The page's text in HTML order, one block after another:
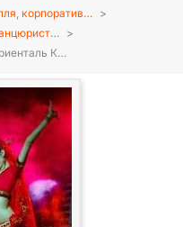
корпоратив…
К…